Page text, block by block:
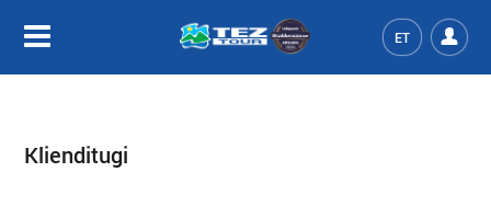
ET
Klienditugi